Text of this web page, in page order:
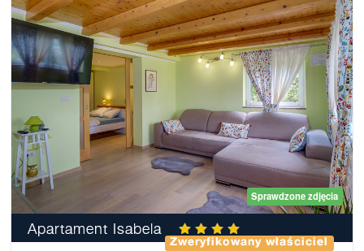
Sprawdzone zdjęcia
Apartament Isabela
Zweryfikowany właściciel